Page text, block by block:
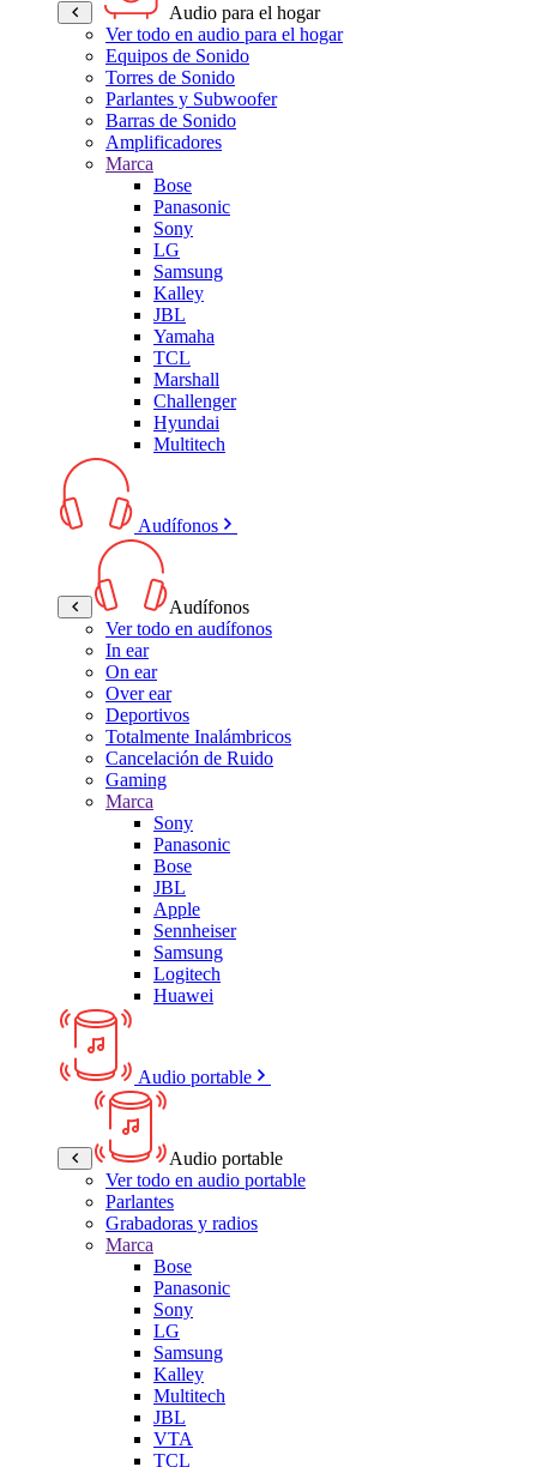
Audio para el hogar
Ver todo en audio para el hogar
Equipos de Sonido
Torres de Sonido
Parlantes y Subwoofer
Barras de Sonido
Amplificadores
Marca
Bose
Panasonic
Sony
LG
Samsung
Kalley
JBL
Yamaha
TCL
Marshall
Challenger
Hyundai
Multitech
Audífonos
Audífonos
Ver todo en audífonos
In ear
On ear
Over ear
Deportivos
Totalmente Inalámbricos
Cancelación de Ruido
Gaming
Marca
Sony
Panasonic
Bose
JBL
Apple
Sennheiser
Samsung
Logitech
Huawei
Audio portable
Audio portable
Ver todo en audio portable
Parlantes
Grabadoras y radios
Marca
Bose
Panasonic
Sony
LG
Samsung
Kalley
Multitech
JBL
VTA
TCL